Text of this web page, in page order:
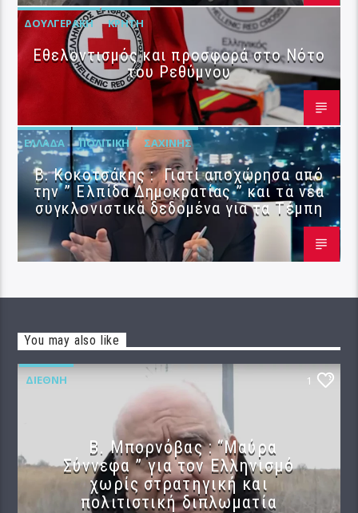
ΔΟΥΛΓΕΡΆΚΗ ΚΡΉΤΗ
Εθελοντισμός και προσφορά στο Νότο
του Ρεθύμνου
ΕΛΛΆΔΑ ΠΟΛΙΤΙΚΉ ΣΑΧΊΝΗΣ
Β. Κοκοτσάκης : Γιατί αποχώρησα από
την ” Ελπίδα Δημοκρατίας ” και τα νέα
συγκλονιστικά δεδομένα για τα Τέμπη
You may also like
ΔΙΕΘΝΉ 1
B. Μπορνόβας : “Μαύρα
Σύννεφα ” για τον Ελληνισμό
χωρίς στρατηγική και
πολιτιστική διπλωματία